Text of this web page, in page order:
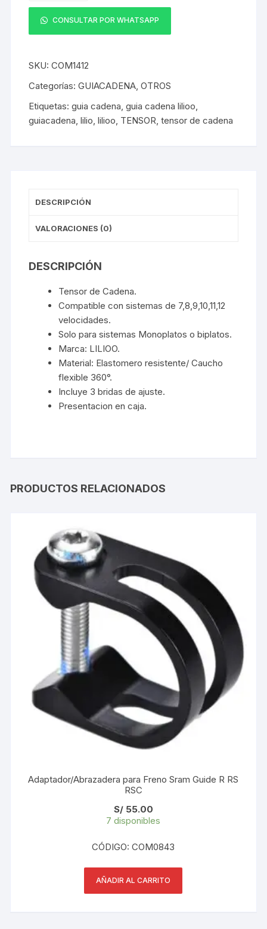
Cadena
LILIOO
para
Universal
CONSULTAR POR WHATSAPP
SKU:COM1412
Categorías:GUIACADENA,OTROS
Etiquetas:guia cadena,guia cadena lilioo,
guiacadena,lilio,lilioo, TENSOR,tensor de cadena
DESCRIPCIÓN
VALORACIONES (0)
DESCRIPCIÓN
Tensor de Cadena.
Compatible con sistemas de 7,8,9,10,11,12
velocidades.
Solo para sistemas Monoplatos o biplatos.
Marca: LILIOO.
Material: Elastomero resistente/ Caucho
flexible 360°.
Incluye 3 bridas de ajuste.
Presentacion en caja.
PRODUCTOS RELACIONADOS
Adaptador/Abrazadera para Freno Sram Guide R RS
RSC
S/55.00
7 disponibles
CÓDIGO: COM0843
AÑADIR AL CARRITO